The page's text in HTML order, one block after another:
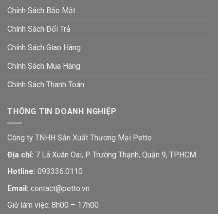
Chính Sách Bảo Mật
Chính Sách Đổi Trả
Chính Sách Giao Hàng
Chính Sách Mua Hàng
Chính Sách Thanh Toán
THÔNG TIN DOANH NGHIỆP
Công ty TNHH Sản Xuất Thương Mại Petto
Địa chỉ: 7 Lã Xuân Oai, P Trường Thạnh, Quận 9, TP.HCM
Hotline: 093336.0110
Email: contact@petto.vn
Giờ làm việc: 8h00 – 17h00